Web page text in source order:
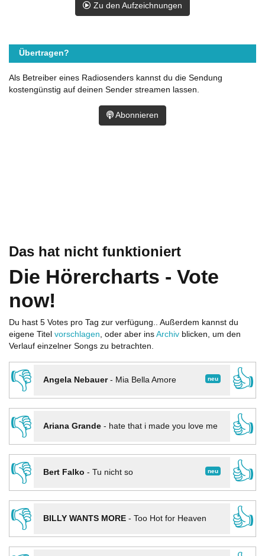
Das hat nicht funktioniert
Die Hörercharts - Vote
now!
Du hast 5 Votes pro Tag zur verfügung.. Außerdem kannst du
eigene Titel vorschlagen, oder aber ins Archiv blicken, um den
Verlauf einzelner Songs zu betrachten.
👎 neu
Angela Nebauer- Mia Bella Amore
👍
👎
Ariana Grande- hate that i made you love me
👍
👎
neu
Bert Falko - Tu nicht so
👍
👎
BILLY WANTS MORE- Too Hot for Heaven
👍
Zu den Aufzeichnungen
Übertragen?
Als Betreiber eines Radiosenders kannst du die Sendung
kostengünstig auf deinen Sender streamen lassen.
Abonnieren